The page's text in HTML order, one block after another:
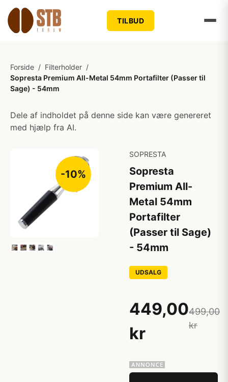
TILBUD
Forside / Filterholder /
Sopresta Premium All-Metal 54mm Portafilter (Passer til
Sage) - 54mm
Dele af indholdet på denne side kan være genereret
med hjælp fra AI.
-10%
SOPRESTA
Sopresta
Premium All-
Metal 54mm
Portafilter
(Passer til Sage)
- 54mm
UDSALG
449,00
kr
499,00
kr